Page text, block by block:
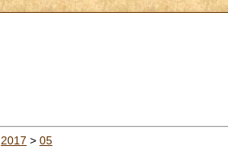
2017 > 05